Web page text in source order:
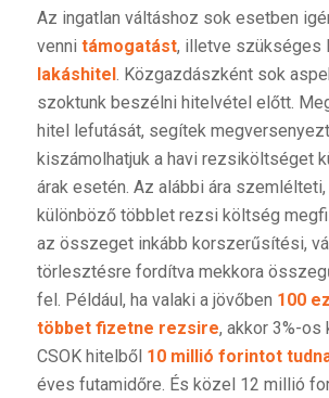
Az ingatlan váltáshoz sok esetben
venni támogatást, illetve szükséges
lakáshitel. Közgazdászként sok
szoktunk beszélni hitelvétel előtt.
hitel lefutását, segítek
kiszámolhatjuk a havi rezsiköltséget
árak esetén. Az alábbi ára szemlélteti,
különböző többlet rezsi költség
az összeget inkább korszerűsítési,
törlesztésre fordítva mekkora
fel. Például, ha valaki a jövőben 100
többet fizetne rezsire, akkor 3%-os
CSOK hitelből 10 millió forintot
éves futamidőre. És közel 12 millió